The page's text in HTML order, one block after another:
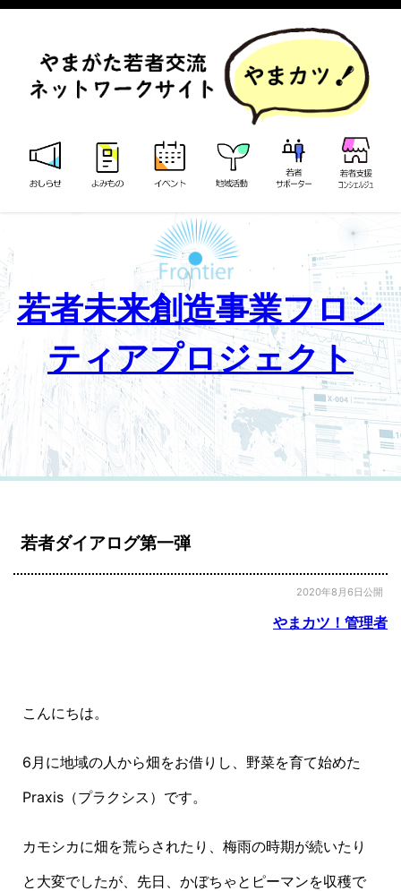
若者未来創造事業フロン
ティアプロジェクト
若者ダイアログ第一弾
2020年8月6日公開
やまカツ！管理者
こんにちは。
6月に地域の人から畑をお借りし、野菜を育て始めた
Praxis （プラクシス）です。
カモシカに畑を荒らされたり、梅雨の時期が続いたり
と大変でしたが、先日、かぼちゃとピーマンを収穫で